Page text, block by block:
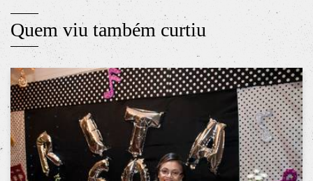
Quem viu também curtiu